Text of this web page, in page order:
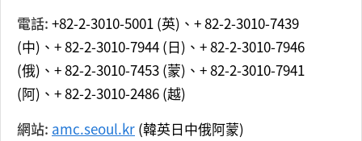
電話: +82-2-3010-5001 (英)、+ 82-2-3010-7439
(中)、+ 82-2-3010-7944 (日)、+ 82-2-3010-7946
(俄)、+ 82-2-3010-7453 (蒙)、+ 82-2-3010-7941
(阿)、+ 82-2-3010-2486 (越)
網站: amc.seoul.kr (韓英日中俄阿蒙)